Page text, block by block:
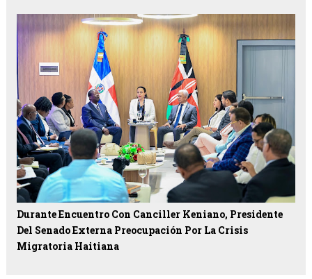
Durante Encuentro Con Canciller Keniano, Presidente
Del Senado Externa Preocupación Por La Crisis
Migratoria Haitiana